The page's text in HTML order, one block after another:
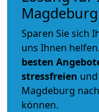
Sparen Sie sich
uns Ihnen
besten
stressfreien und
Magdeburg
können.